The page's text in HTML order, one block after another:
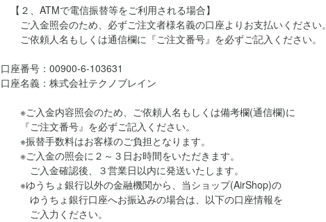
【２、ATMで電信振替等をご利用される場合】
ご入金照会のため、必ずご注文者様名義の口座よりお支払いください。
ご依頼人名もしくは通信欄に『ご注文番号』を必ずご記入ください。
口座番号：00900-6-103631
口座名義：株式会社テクノブレイン
※ご入金内容照会のため、ご依頼人名もしくは備考欄(通信欄)に
『ご注文番号』を必ずご記入ください。
※振替手数料はお客様のご負担となります。
※ご入金の照会に２～３日お時間をいただきます。
ご入金確認後、３営業日以内に発送いたします。
※ゆうちょ銀行以外の金融機関から、当ショップ(AirShop)の
ゆうちょ銀行口座へお振込みの場合は、以下の口座情報を
ご入力ください。